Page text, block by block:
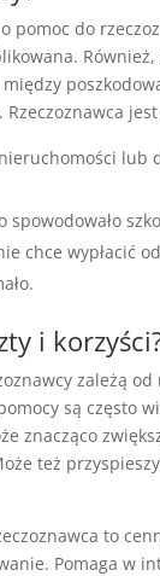
pomoc do
lub
spowodowało
chce wypłacić
i
zależą
są często
znacząco
też
to
Pomaga w